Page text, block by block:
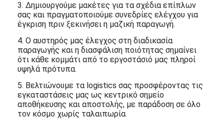
3. Δημιουργούμε μακέτες για τα σχέδια επίπλων
σας και πραγματοποιούμε συνεδρίες ελέγχου για
έγκριση πριν ξεκινήσει η μαζική παραγωγή.
4. Ο αυστηρός μας έλεγχος στη διαδικασία
παραγωγής και η διασφάλιση ποιότητας σημαίνει
ότι κάθε κομμάτι από το εργοστάσιό μας πληροί
υψηλά πρότυπα.
5. Βελτιώνουμε τα logistics σας προσφέροντας τις
εγκαταστάσεις μας ως κεντρικό σημείο
αποθήκευσης και αποστολής, με παράδοση σε όλο
τον κόσμο χωρίς ταλαιπωρία.